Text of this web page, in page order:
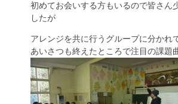
初めてお会いする方もいるので皆さん
したが
アレンジを共に行うグループに分かれ
あいさつも終えたところで注目の課題